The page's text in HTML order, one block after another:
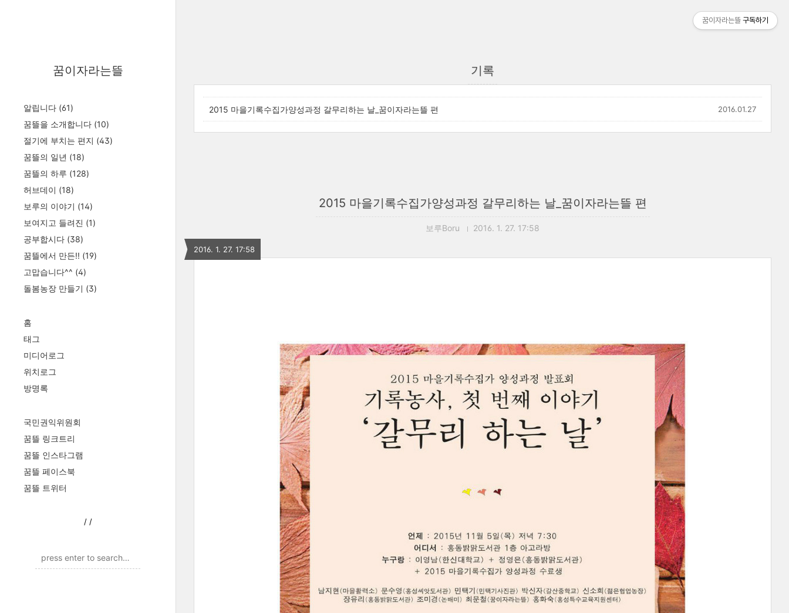
꿈이자라는뜰
알립니다 (61)
꿈뜰을 소개합니다 (10)
절기에 부치는 편지 (43)
꿈뜰의 일년 (18)
꿈뜰의 하루 (128)
허브데이 (18)
보루의 이야기 (14)
보여지고 들려진 (1)
공부합시다 (38)
꿈뜰에서 만든!! (19)
고맙습니다^^ (4)
돌봄농장 만들기 (3)
홈
태그
미디어로그
위치로그
방명록
국민권익위원회
꿈뜰 링크트리
꿈뜰 인스타그램
꿈뜰 페이스북
꿈뜰 트위터
/ /
기록
2015 마을기록수집가양성과정 갈무리하는 날_꿈이자라는뜰 편 2016.01.27
2015 마을기록수집가양성과정 갈무리하는 날_꿈이자라는뜰 편
보루Boru 2016. 1. 27. 17:58
2016. 1. 27. 17:58
꿈이자라는뜰 구독하기